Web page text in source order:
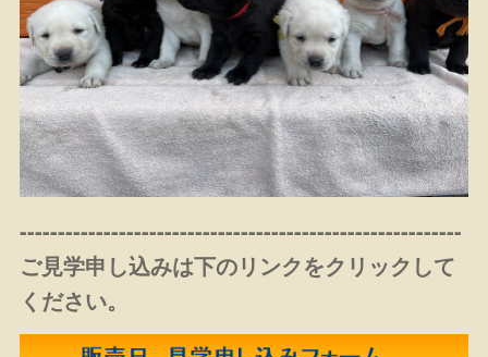
----------------------------------------------------------
ご見学申し込みは下のリンクをクリックして
ください。